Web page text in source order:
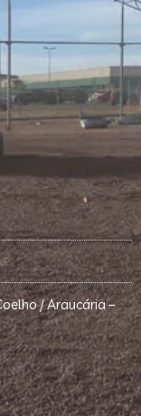
/ Araucária –